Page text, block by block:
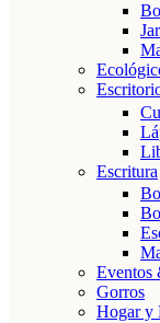
Escritura
Eventos
Gorros
Hogar y